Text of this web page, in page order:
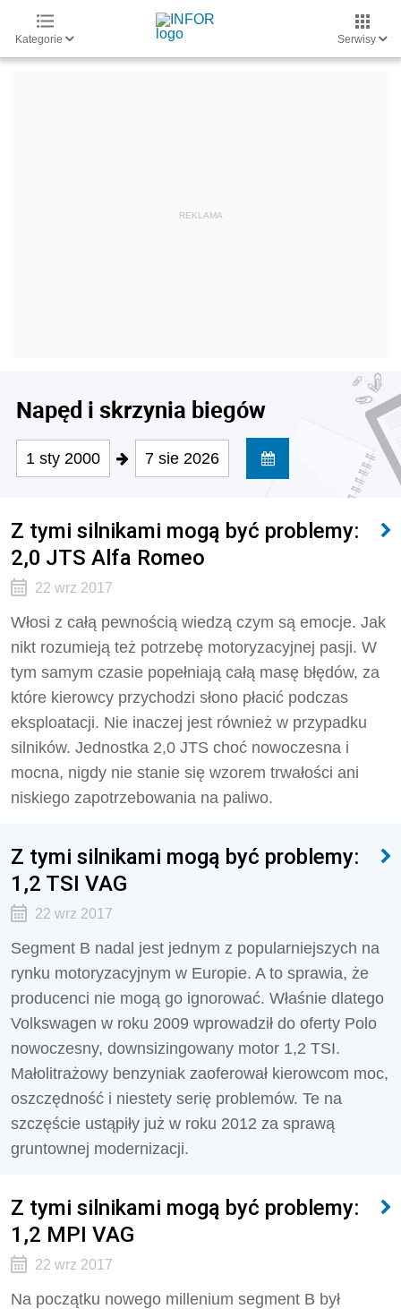
Kategorie Serwisy
Napęd i skrzynia biegów
1 sty 2000 7 sie 2026
Z tymi silnikami mogą być problemy:
2,0 JTS Alfa Romeo
22 wrz 2017
Włosi z całą pewnością wiedzą czym są emocje. Jak
nikt rozumieją też potrzebę motoryzacyjnej pasji. W
tym samym czasie popełniają całą masę błędów, za
które kierowcy przychodzi słono płacić podczas
eksploatacji. Nie inaczej jest również w przypadku
silników. Jednostka 2,0 JTS choć nowoczesna i
mocna, nigdy nie stanie się wzorem trwałości ani
niskiego zapotrzebowania na paliwo.
Z tymi silnikami mogą być problemy:
1,2 TSI VAG
22 wrz 2017
Segment B nadal jest jednym z popularniejszych na
rynku motoryzacyjnym w Europie. A to sprawia, że
producenci nie mogą go ignorować. Właśnie dlatego
Volkswagen w roku 2009 wprowadził do oferty Polo
nowoczesny, downsizingowany motor 1,2 TSI.
Małolitrażowy benzyniak zaoferował kierowcom moc,
oszczędność i niestety serię problemów. Te na
szczęście ustąpiły już w roku 2012 za sprawą
gruntownej modernizacji.
Z tymi silnikami mogą być problemy:
1,2 MPI VAG
22 wrz 2017
Na początku nowego millenium segment B był